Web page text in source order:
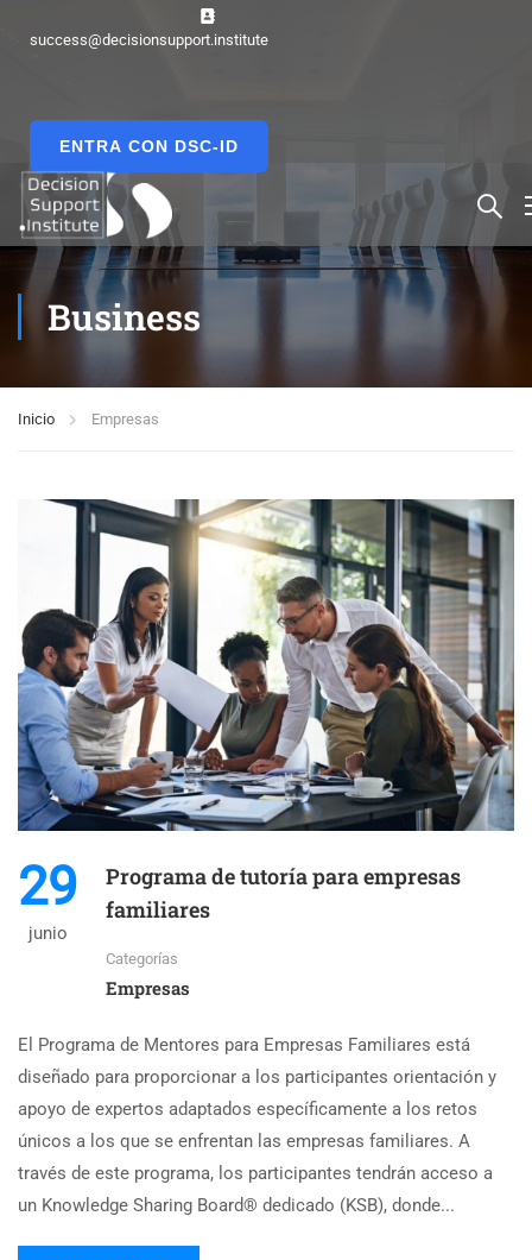
success@decisionsupport.institute
ENTRA CON DSC-ID
Business
Inicio Empresas
29
junio
Programa de tutoría para empresas
familiares
Categorías
Empresas
El Programa de Mentores para Empresas Familiares está
diseñado para proporcionar a los participantes orientación y
apoyo de expertos adaptados específicamente a los retos
únicos a los que se enfrentan las empresas familiares. A
través de este programa, los participantes tendrán acceso a
un Knowledge Sharing Board® dedicado (KSB), donde...